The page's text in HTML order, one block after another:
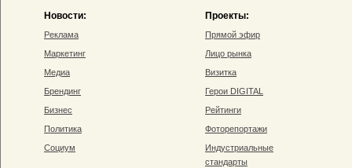
Новости:
Реклама
Маркетинг
Медиа
Брендинг
Бизнес
Политика
Социум
Проекты:
Прямой эфир
Лицо рынка
Визитка
Герои DIGITAL
Рейтинги
Фоторепортажи
Индустриальные
стандарты